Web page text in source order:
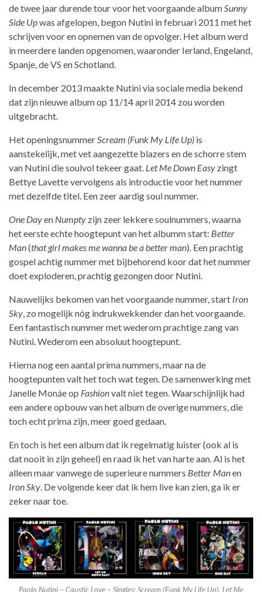
de twee jaar durende tour voor het voorgaande album Sunny
Side Upwas afgelopen, begon Nutini in februari 2011 met het
schrijven voor en opnemen van de opvolger. Het album werd
in meerdere landen opgenomen, waaronder Ierland, Engeland,
Spanje, de VS en Schotland.
In december 2013 maakte Nutini via sociale media bekend
dat zijn nieuwe album op 11/14 april 2014 zou worden
uitgebracht.
Het openingsnummer Scream (Funk My Life Up) is
aanstekelijk, met vet aangezette blazers en de schorre stem
van Nutini die soulvol tekeer gaat. Let Me Down Easy zingt
Bettye Lavette vervolgens als introductie voor het nummer
met dezelfde titel. Een zeer aardig soul nummer.
One Dayen Numpty zijn zeer lekkere soulnummers, waarna
het eerste echte hoogtepunt van het albumm start: Better
Man(that girl makes me wanna be a better man). Een prachtig
gospel achtig nummer met bijbehorend koor dat het nummer
doet exploderen, prachtig gezongen door Nutini.
Nauwelijks bekomen van het voorgaande nummer, start Iron
Sky , zo mogelijk nóg indrukwekkender dan het voorgaande.
Een fantastisch nummer met wederom prachtige zang van
Nutini. Wederom een absoluut hoogtepunt.
Hierna nog een aantal prima nummers, maar na de
hoogtepunten valt het toch wat tegen. De samenwerking met
Janelle Monáe op Fashionvalt niet tegen. Waarschijnlijk had
een andere opbouw van het album de overige nummers, die
toch echt prima zijn, meer goed gedaan.
En toch is het een album dat ik regelmatig luister (ook al is
dat nooit in zijn geheel) en raad ik het van harte aan. Al is het
alleen maar vanwege de superieure nummers Better Manen
Iron Sky . De volgende keer dat ik hem live kan zien, ga ik er
zeker naar toe.
Paolo Nutini – Caustic Love – Singles: Scream (Funk My Life Up), Let Me